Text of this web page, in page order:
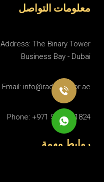
معلومات التواصل
Address: The Binary Tower
Business Bay - Dubai
Email: info@radyinterior.ae
Phone: +971 50 818 1824
روابط مهمة